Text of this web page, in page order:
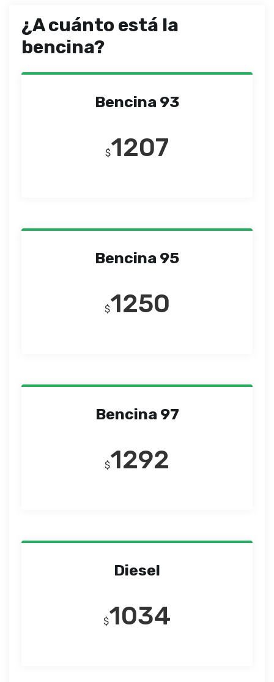
¿A cuánto está la
bencina?
Bencina 93
$1207
Bencina 95
$1250
Bencina 97
$1292
Diesel
$1034